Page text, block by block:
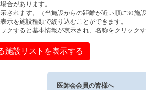
合があります。
されます。（当施設からの距離が近い順に30施設
示を施設種類で絞り込むことができます。
クすると基本情報が表示され、名称をクリック
施設リストを表示する
医師会会員の皆様へ